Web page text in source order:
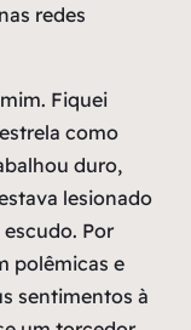
redes
Fiquei
como
duro,
lesionado
Por
polêmicas e
sentimentos à